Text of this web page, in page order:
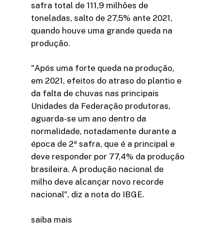
safra total de 111,9 milhões de
toneladas, salto de 27,5% ante 2021,
quando houve uma grande queda na
produção.
"Após uma forte queda na produção,
em 2021, efeitos do atraso do plantio e
da falta de chuvas nas principais
Unidades da Federação produtoras,
aguarda-se um ano dentro da
normalidade, notadamente durante a
época de 2ª safra, que é a principal e
deve responder por 77,4% da produção
brasileira. A produção nacional de
milho deve alcançar novo recorde
nacional", diz a nota do IBGE.
saiba mais